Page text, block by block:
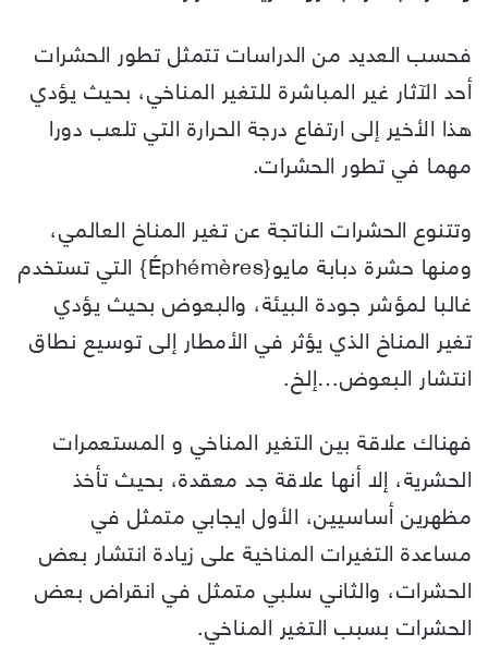
فحسب العديد من الدراسات تتمثل تطور الحشرات
أحد الآثار غير المباشرة للتغير المناخي، بحيث يؤدي
هذا الأخير إلى ارتفاع درجة الحرارة التي تلعب دورا
مهما في تطور الحشرات.
وتتنوع الحشرات الناتجة عن تغير المناخ العالمي،
ومنها حشرة دبابة مايو{Éphémères} التي تستخدم
غالبا لمؤشر جودة البيئة، والبعوض بحيث يؤدي
تغير المناخ الذي يؤثر في الأمطار إلى توسيع نطاق
انتشار البعوض…إلخ.
فهناك علاقة بين التغير المناخي و المستعمرات
الحشرية، إلا أنها علاقة جد معقدة، بحيث تأخذ
مظهرين أساسيين، الأول ايجابي متمثل في
مساعدة التغيرات المناخية على زيادة انتشار بعض
الحشرات، والثاني سلبي متمثل في انقراض بعض
الحشرات بسبب التغير المناخي.